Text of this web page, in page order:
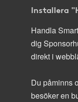
Installera
Handla
dig
direkt i
Du påminns
besöker en